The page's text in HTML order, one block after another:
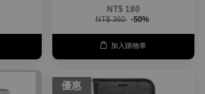
NT$ 180
NT$ 360 -50%
加入購物車
優惠